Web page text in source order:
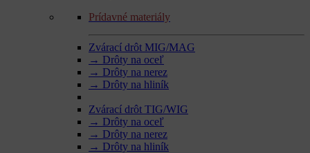
Prídavné materiály
Zvárací drôt MIG/MAG
→ Drôty na oceľ
→ Drôty na nerez
→ Drôty na hliník
Zvárací drôt TIG/WIG
→ Drôty na oceľ
→ Drôty na nerez
→ Drôty na hliník